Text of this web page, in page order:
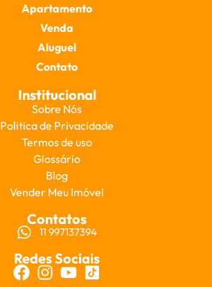
Apartamento
Venda
Aluguel
Contato
Institucional
Sobre Nós
Politica de Privacidade
Termos de uso
Glossário
Blog
Vender Meu Imóvel
Contatos
11 997137394
Redes Sociais